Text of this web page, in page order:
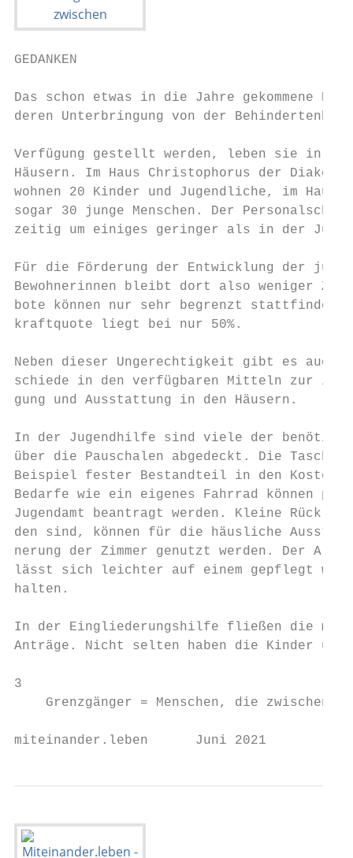
GEDANKEN
Das schon etwas in die Jahre gekommene
deren Unterbringung von der
Verfügung gestellt werden, leben sie in
Häusern. Im Haus Christophorus der
wohnen 20 Kinder und Jugendliche, im
sogar 30 junge Menschen. Der
zeitig um einiges geringer als in der
Für die Förderung der Entwicklung der
Bewohnerinnen bleibt dort also weniger
bote können nur sehr begrenzt
kraftquote liegt bei nur 50%.
Neben dieser Ungerechtigkeit gibt es
schiede in den verfügbaren Mitteln zur
gung und Ausstattung in den
In der Jugendhilfe sind viele der
über die Pauschalen abgedeckt. Die
Beispiel fester Bestandteil in den
Bedarfe wie ein eigenes Fahrrad können
Jugendamt beantragt werden. Kleine
den sind, können für die häusliche
nerung der Zimmer genutzt werden. Der
lässt sich leichter auf einem gepflegt
halten.
In der Eingliederungshilfe fließen die
Anträge. Nicht selten haben die Kinder
3
Grenzgänger = Menschen, die zwischen
miteinander.leben      Juni